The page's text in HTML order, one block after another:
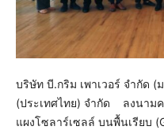
บริษัท บี.กริม เพาเวอร์ จำกัด
(ประเทศไทย) จำกัด ลงนาม
แผงโซลาร์เซลล์ บนพื้นเรียบ